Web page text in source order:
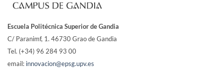
Escuela Politécnica Superior de Gandia
C/ Paranimf, 1. 46730 Grao de Gandia
Tel. (+34) 96 284 93 00
email: innovacion@epsg.upv.es